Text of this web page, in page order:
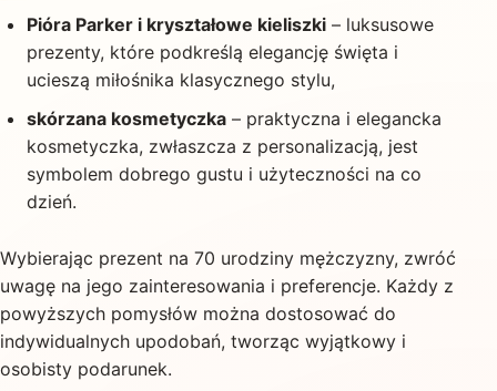
Pióra Parker i kryształowe kieliszki – luksusowe
prezenty, które podkreślą elegancję święta i
ucieszą miłośnika klasycznego stylu,
skórzana kosmetyczka – praktyczna i elegancka
kosmetyczka, zwłaszcza z personalizacją, jest
symbolem dobrego gustu i użyteczności na co
dzień.
Wybierając prezent na 70 urodziny mężczyzny, zwróć
uwagę na jego zainteresowania i preferencje. Każdy z
powyższych pomysłów można dostosować do
indywidualnych upodobań, tworząc wyjątkowy i
osobisty podarunek.